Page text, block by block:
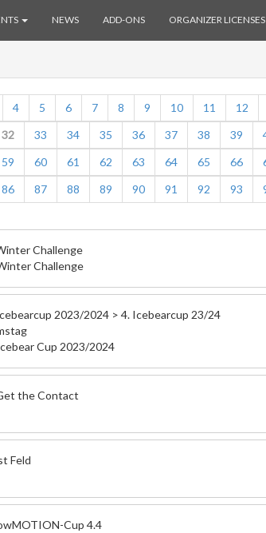
NEWS ADD-ONS ORGANIZER LICENSES
4 5 6 7 8 9 10 11 12
32 33 34 35 36 37 38 39
59 60 61 62 63 64 65 66
86 87 88 89 90 91 92 93
Challenge
Challenge
2023/2024 > 4. Icebearcup 23/24
Cup 2023/2024
the Contact
Feld
Cup 4.4